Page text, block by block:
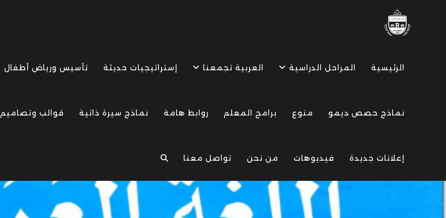
الرئيسية المراحل الدراسية العربية تجمعنا إستراتيجيات حديثة تأسيس ورياض أطفال
نماذج حصص ديمو منوع برامج المعلم روابط هامة نماذج سيرة ذاتية قوالب وتصاميم
إعلانات جديدة فيديوهات من نحن تواصل معنا TOGGLE
WEBSITE